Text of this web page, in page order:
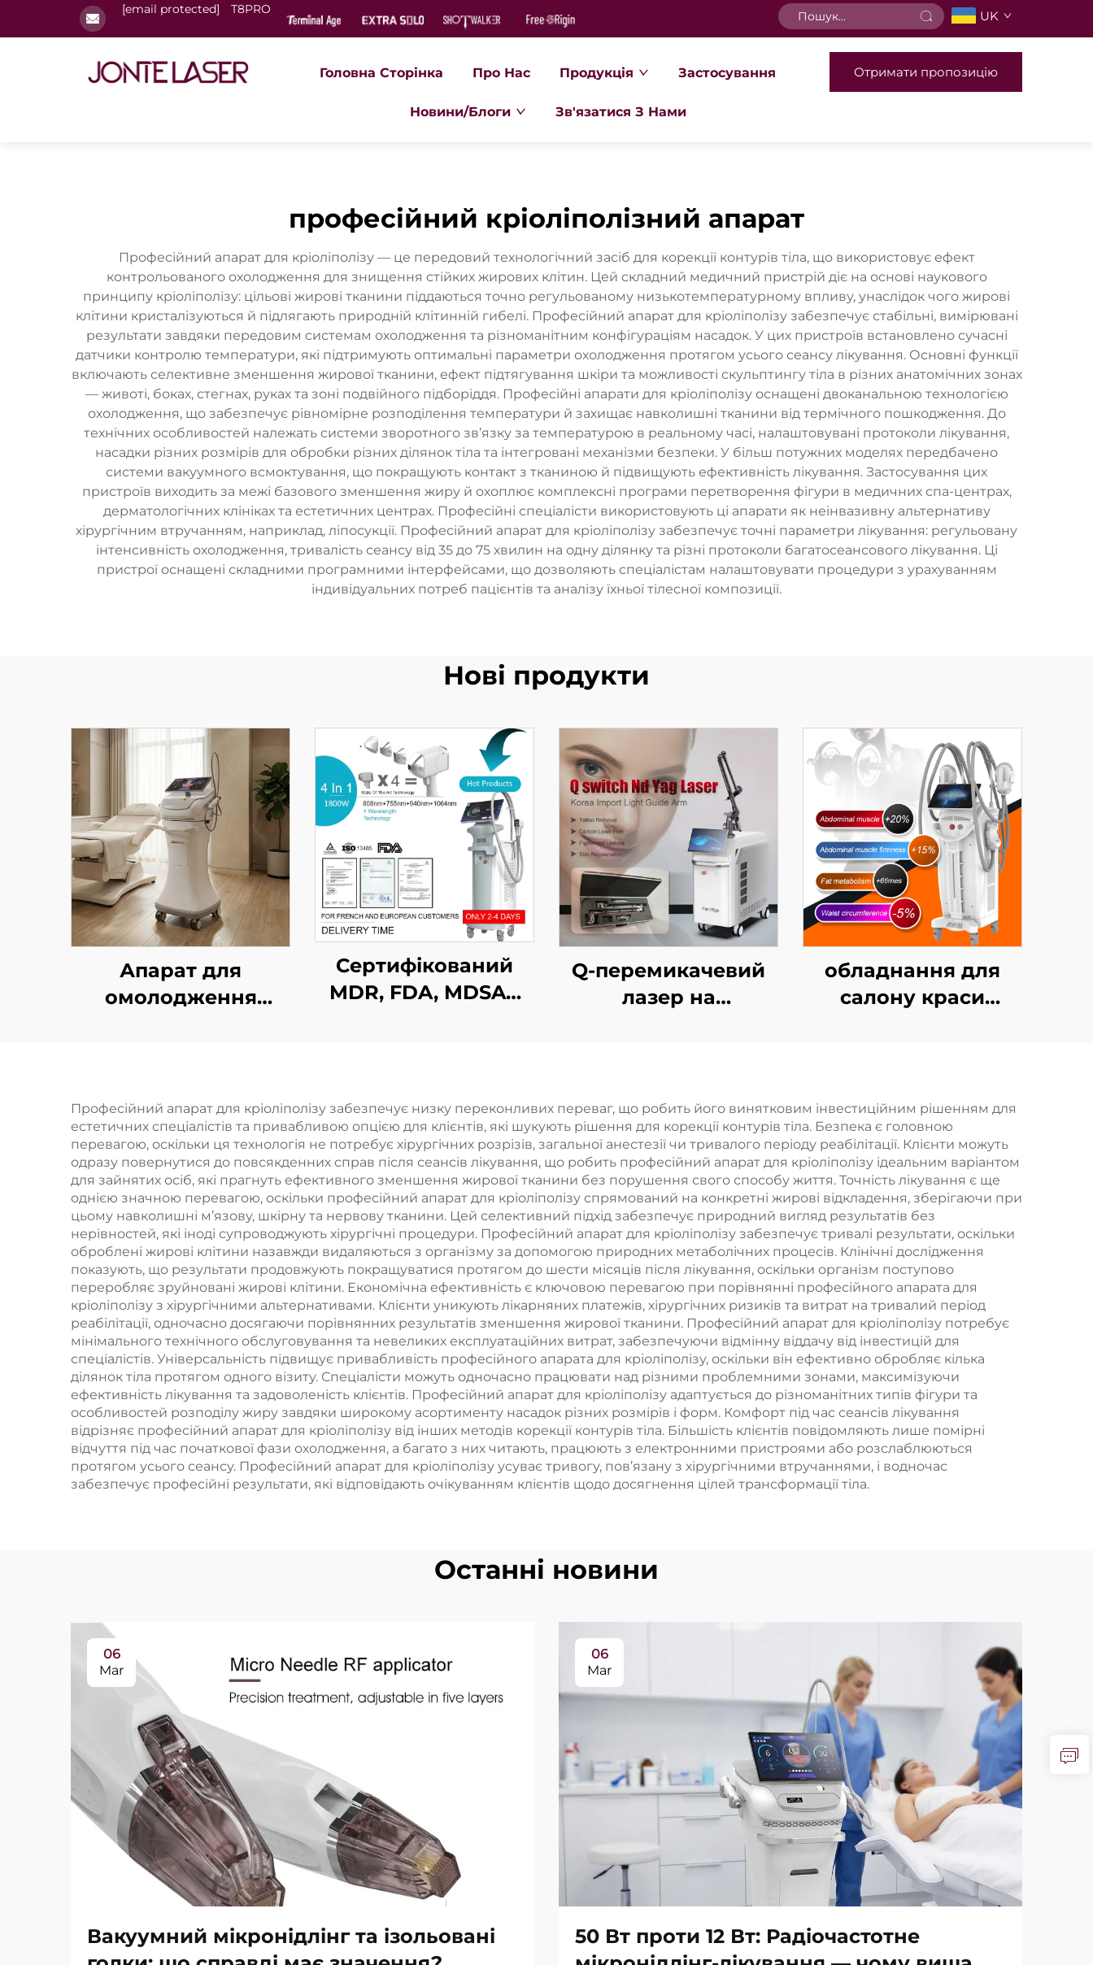
[email protected] T8PRO UK
Головна Сторінка Про Нас Продукція Застосування
Новини/Блоги Зв'язатися З Нами
Отримати пропозицію
професійний кріоліполізний апарат
Професійний апарат для кріоліполізу — це передовий технологічний засіб для корекції контурів тіла, що використовує ефект
контрольованого охолодження для знищення стійких жирових клітин. Цей складний медичний пристрій діє на основі наукового
принципу кріоліполізу: цільові жирові тканини піддаються точно регульованому низькотемпературному впливу, унаслідок чого жирові
клітини кристалізуються й підлягають природній клітинній гибелі. Професійний апарат для кріоліполізу забезпечує стабільні, вимірювані
результати завдяки передовим системам охолодження та різноманітним конфігураціям насадок. У цих пристроїв встановлено сучасні
датчики контролю температури, які підтримують оптимальні параметри охолодження протягом усього сеансу лікування. Основні функції
включають селективне зменшення жирової тканини, ефект підтягування шкіри та можливості скульптингу тіла в різних анатомічних зонах
— животі, боках, стегнах, руках та зоні подвійного підборіддя. Професійні апарати для кріоліполізу оснащені двоканальною технологією
охолодження, що забезпечує рівномірне розподілення температури й захищає навколишні тканини від термічного пошкодження. До
технічних особливостей належать системи зворотного зв’язку за температурою в реальному часі, налаштовувані протоколи лікування,
насадки різних розмірів для обробки різних ділянок тіла та інтегровані механізми безпеки. У більш потужних моделях передбачено
системи вакуумного всмоктування, що покращують контакт з тканиною й підвищують ефективність лікування. Застосування цих
пристроїв виходить за межі базового зменшення жиру й охоплює комплексні програми перетворення фігури в медичних спа-центрах,
дерматологічних клініках та естетичних центрах. Професійні спеціалісти використовують ці апарати як неінвазивну альтернативу
хірургічним втручанням, наприклад, ліпосукції. Професійний апарат для кріоліполізу забезпечує точні параметри лікування: регульовану
інтенсивність охолодження, тривалість сеансу від 35 до 75 хвилин на одну ділянку та різні протоколи багатосеансового лікування. Ці
пристрої оснащені складними програмними інтерфейсами, що дозволяють спеціалістам налаштовувати процедури з урахуванням
індивідуальних потреб пацієнтів та аналізу їхньої тілесної композиції.
Нові продукти
Апарат для
омолодження
частоти 1/2 МГц
Сертифікований
MDR, FDA, MDSAP
типу «4 в 1» зі
змінними
насадками та
потужністю 600 Вт,
1200 Вт, 1800 Вт,
3000 Вт; діодний
лазер з довжинами
хвиль 755 нм, 808
нм, 940 нм, 1064 нм
Q-перемикачевий
лазер на
обладнання для
салону краси
(EMS), 3 Тесла, 4
ручки
Професійний апарат для кріоліполізу забезпечує низку переконливих переваг, що робить його винятковим інвестиційним рішенням для
естетичних спеціалістів та привабливою опцією для клієнтів, які шукують рішення для корекції контурів тіла. Безпека є головною
перевагою, оскільки ця технологія не потребує хірургічних розрізів, загальної анестезії чи тривалого періоду реабілітації. Клієнти можуть
одразу повернутися до повсякденних справ після сеансів лікування, що робить професійний апарат для кріоліполізу ідеальним варіантом
для зайнятих осіб, які прагнуть ефективного зменшення жирової тканини без порушення свого способу життя. Точність лікування є ще
однією значною перевагою, оскільки професійний апарат для кріоліполізу спрямований на конкретні жирові відкладення, зберігаючи при
цьому навколишні м’язову, шкірну та нервову тканини. Цей селективний підхід забезпечує природний вигляд результатів без
нерівностей, які іноді супроводжують хірургічні процедури. Професійний апарат для кріоліполізу забезпечує тривалі результати, оскільки
оброблені жирові клітини назавжди видаляються з організму за допомогою природних метаболічних процесів. Клінічні дослідження
показують, що результати продовжують покращуватися протягом до шести місяців після лікування, оскільки організм поступово
переробляє зруйновані жирові клітини. Економічна ефективність є ключовою перевагою при порівнянні професійного апарата для
кріоліполізу з хірургічними альтернативами. Клієнти уникують лікарняних платежів, хірургічних ризиків та витрат на тривалий період
реабілітації, одночасно досягаючи порівнянних результатів зменшення жирової тканини. Професійний апарат для кріоліполізу потребує
мінімального технічного обслуговування та невеликих експлуатаційних витрат, забезпечуючи відмінну віддачу від інвестицій для
спеціалістів. Універсальність підвищує привабливість професійного апарата для кріоліполізу, оскільки він ефективно обробляє кілька
ділянок тіла протягом одного візиту. Спеціалісти можуть одночасно працювати над різними проблемними зонами, максимізуючи
ефективність лікування та задоволеність клієнтів. Професійний апарат для кріоліполізу адаптується до різноманітних типів фігури та
особливостей розподілу жиру завдяки широкому асортименту насадок різних розмірів і форм. Комфорт під час сеансів лікування
відрізняє професійний апарат для кріоліполізу від інших методів корекції контурів тіла. Більшість клієнтів повідомляють лише помірні
відчуття під час початкової фази охолодження, а багато з них читають, працюють з електронними пристроями або розслаблюються
протягом усього сеансу. Професійний апарат для кріоліполізу усуває тривогу, пов’язану з хірургічними втручаннями, і водночас
забезпечує професійні результати, які відповідають очікуванням клієнтів щодо досягнення цілей трансформації тіла.
Останні новини
06
Mar
Вакуумний мікронідлінг та ізольовані
06
Mar
50 Вт проти 12 Вт: Радіочастотне